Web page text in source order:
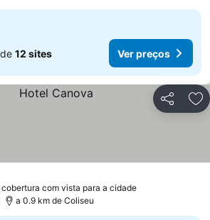
12 sites Ver preços
Partilhar
com vista para a cidade
a 0.9 km de Coliseu